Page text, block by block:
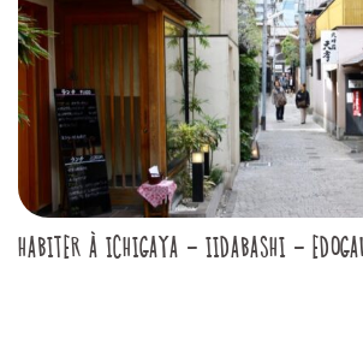
HABITER À ICHIGAYA - IIDABASHI -